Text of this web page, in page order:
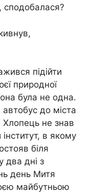
сподобалася?
підійти
природної
була не одна.
до міста
Хлопець не знав
інститут, в якому
біля
два дні з
день Митя
майбутньою